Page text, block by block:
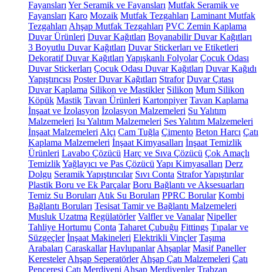
Fayansları Yer Seramik ve Fayansları Mutfak Seramik ve
Fayansları Karo Mozaik Mutfak Tezgahları Laminant Mutfak
Tezgahları Ahşap Mutfak Tezgahları PVC Zemin Kaplama
Duvar Ürünleri Duvar Kağıtları Boyanabilir Duvar Kağıtları
3 Boyutlu Duvar Kağıtları Duvar Stickerları ve Etiketleri
Dekoratif Duvar Kağıtları Yapışkanlı Folyolar Çocuk Odası
Duvar Stickerları Çocuk Odası Duvar Kağıtları Duvar Kağıdı
Yapıştırıcısı Poster Duvar Kağıtları Strafor Duvar Çıtası
Duvar Kaplama Silikon ve Mastikler Silikon Mum Silikon
Köpük Mastik Tavan Ürünleri Kartonpiyer Tavan Kaplama
İnşaat ve İzolasyon İzolasyon Malzemeleri Su Yalıtım
Malzemeleri Isı Yalıtım Malzemeleri Ses Yalıtım Malzemeleri
İnşaat Malzemeleri Alçı Cam Tuğla Çimento Beton Harcı Çatı
Kaplama Malzemeleri İnşaat Kimyasalları İnşaat Temizlik
Ürünleri Lavabo Çözücü Harç ve Sıva Çözücü Çok Amaçlı
TemizlikYağlayıcı ve Pas Çözücü Yapı Kimyasalları Derz
Dolgu Seramik Yapıştırıcılar Sıvı Conta Strafor Yapıştırılar
Plastik Boru ve Ek Parçalar Boru Bağlantı ve Aksesuarları
Temiz Su Boruları Atık Su Boruları PPRC Borular Kombi
Bağlantı Boruları Tesisat Tamir ve Bağlantı Malzemeleri
Musluk Uzatma Regülatörler Valfler ve Vanalar Nipeller
Tahliye Hortumu Conta Taharet Çubuğu Fittings Tıpalar ve
Süzgeçler İnşaat Makineleri Elektrikli Vinçler Taşıma
Arabaları Caraskallar Havlupanlar Ahşaplar Masif Paneller
Keresteler Ahşap Seperatörler Ahşap Çatı Malzemeleri Çatı
Penceresi Çatı Merdiveni Ahşap Merdivenler Trabzan